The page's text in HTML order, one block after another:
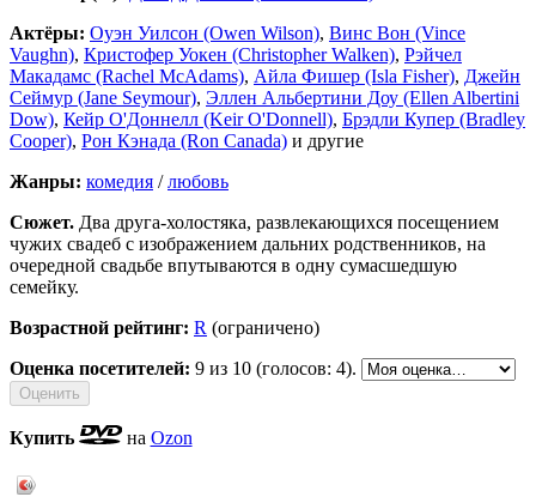
Актёры: Оуэн Уилсон (Owen Wilson), Винс Вон (Vince
Vaughn), Кристофер Уокен (Christopher Walken), Рэйчел
Макадамс (Rachel McAdams), Айла Фишер (Isla Fisher), Джейн
Сеймур (Jane Seymour), Эллен Альбертини Доу (Ellen Albertini
Dow), Кейр О'Доннелл (Keir O'Donnell), Брэдли Купер (Bradley
Cooper), Рон Кэнада (Ron Canada) и другие
Жанры: комедия /любовь
Сюжет. Два друга-холостяка, развлекающихся посещением
чужих свадеб с изображением дальних родственников, на
очередной свадьбе впутываются в одну сумасшедшую
семейку.
Возрастной рейтинг: R (ограничено)
Оценка посетителей: 9 из 10 (голосов: 4).
Купить на Ozon